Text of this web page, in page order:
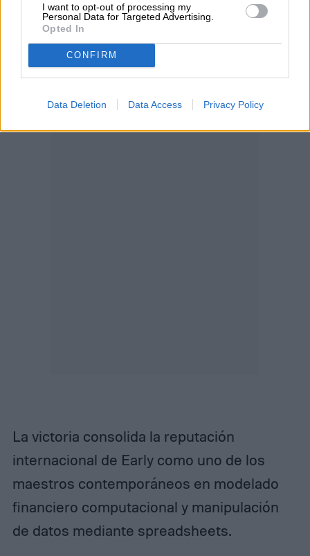
I want to opt-out of processing my
Personal Data for Targeted Advertising.
Opted In
CONFIRM
Data Deletion Data Access Privacy Policy
La victoria consolida la reputación
internacional de Early como uno de los
maestros contemporáneos en modelado
financiero computacional y manipulación
de datos mediante spreadsheets.